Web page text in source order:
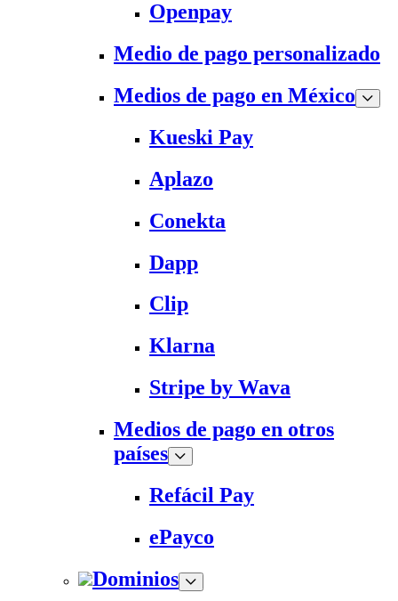
Openpay
Medio de pago personalizado
Medios de pago en México
Kueski Pay
Aplazo
Conekta
Dapp
Clip
Klarna
Stripe by Wava
Medios de pago en otros
países
Refácil Pay
ePayco
Dominios